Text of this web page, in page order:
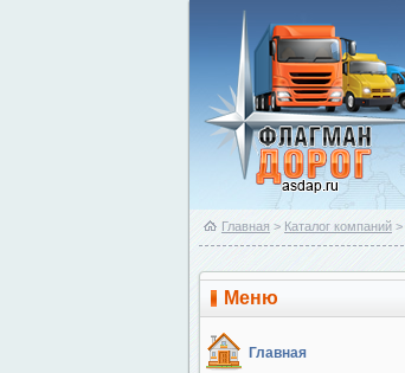
Главная > Каталог компаний >
Меню
Главная